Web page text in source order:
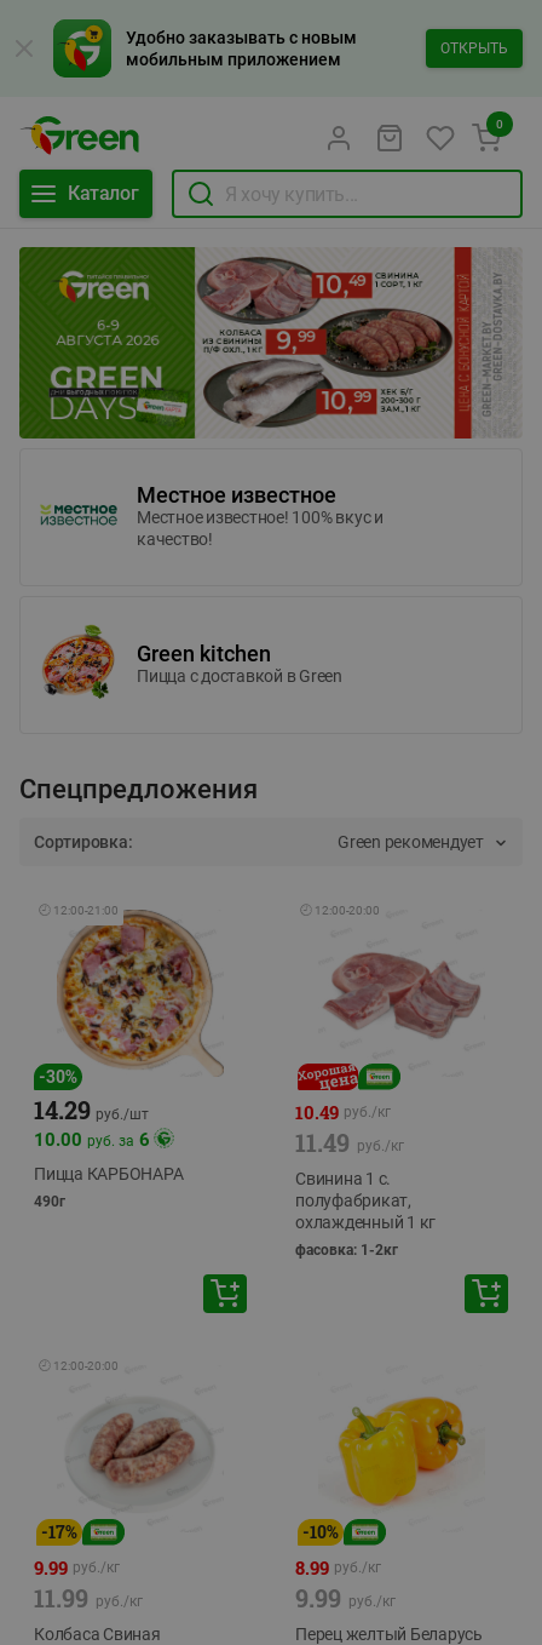
Удобно заказывать с новым
мобильным приложением
ОТКРЫТЬ
Каталог
0
Местное известное
Местное известное! 100% вкус и
качество!
Green kitchen
Пицца c доставкой в Green
Спецпредложения
Сортировка: Green рекомендует
🕘 12:00-21:00
-30%
14.29 руб./шт
10.00 руб. за 6
Пицца КАРБОНАРА
490г
🕘 12:00-20:00
10.49 руб./кг
11.49 руб./кг
Свинина 1 с.
полуфабрикат,
охлажденный 1 кг
фасовка: 1-2кг
🕘 12:00-20:00
-17%
9.99 руб./кг
11.99 руб./кг
Колбаса Свиная
-10%
8.99 руб./кг
9.99 руб./кг
Перец желтый Беларусь